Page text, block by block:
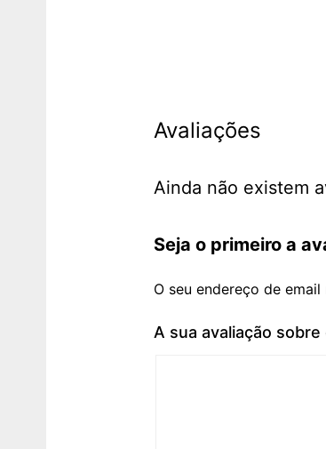
Avaliações
Ainda não existem
Seja o primeiro a
O seu endereço de
A sua avaliação